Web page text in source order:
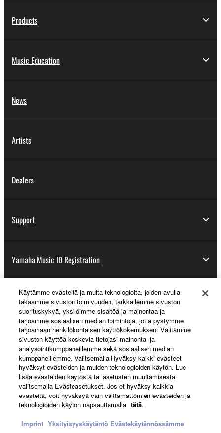
Products
Music Education
News
Artists
Dealers
Support
Yamaha Music ID Registration
About Yamaha
Suomi - English
Business
Käytämme evästeitä ja muita teknologioita, joiden avulla
takaamme sivuston toimivuuden, tarkkailemme sivuston
suorituskykyä, yksilöimme sisältöä ja mainontaa ja
tarjoamme sosiaalisen median toimintoja, jotta pystymme
tarjoamaan henkilökohtaisen käyttökokemuksen. Välitämme
sivuston käyttöä koskevia tietojasi mainonta- ja
analysointikumppaneillemme sekä sosiaalisen median
kumppaneillemme. Valitsemalla Hyväksy kaikki evästeet
hyväksyt evästeiden ja muiden teknologioiden käytön. Lue
lisää evästeiden käytöstä tai asetusten muuttamisesta
valitsemalla Evästeasetukset. Jos et hyväksy kaikkia
evästeitä, voit hyväksyä vain välttämättömien evästeiden ja
teknologioiden käytön napsauttamalla tätä.
Imprint Yksityisyyskäytäntö Evästekäytännössämme